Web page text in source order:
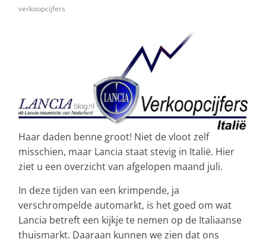
lifestyleverkoopcijfers
Haar daden benne groot! Niet de vloot zelf
misschien, maar Lancia staat stevig in Italië. Hier
ziet u een overzicht van afgelopen maand juli.
In deze tijden van een krimpende, ja
verschrompelde automarkt, is het goed om wat
Lancia betreft een kijkje te nemen op de Italiaanse
thuismarkt. Daaraan kunnen we zien dat ons